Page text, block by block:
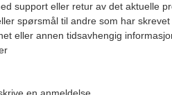
support eller retur av det aktuelle
spørsmål til andre som har
eller annen tidsavhengig